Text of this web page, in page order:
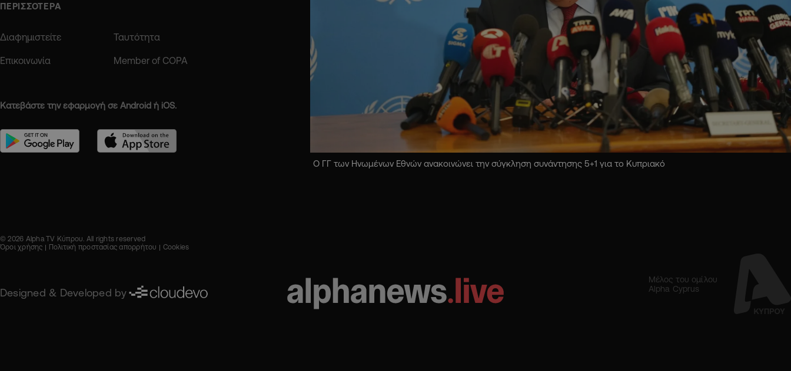
ΠΕΡΙΣΣΟΤΕΡΑ
Διαφημιστείτε Ταυτότητα
Επικοινωνία Member of COPA
Κατεβάστε την εφαρμογή σε Android ή iOS.
Ο ΓΓ των Ηνωμένων Εθνών ανακοινώνει την σύγκληση συνάντησης 5+1 για το Κυπριακό
© 2026 Alpha TV Κύπρου. All rights reserved
Όροι χρήσης
Πολιτική προστασίας απορρήτου Cookies
Designed & Developed by
Μέλος του ομίλου
Alpha Cyprus